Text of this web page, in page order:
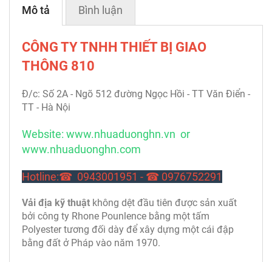
Mô tả Bình luận
CÔNG TY TNHH THIẾT BỊ GIAO
THÔNG 810
Đ/c: Số 2A - Ngõ 512 đường Ngọc Hồi - TT Văn Điển -
TT - Hà Nội
Website: www.nhuaduonghn.vn or
www.nhuaduonghn.com
Hotline:☎ 0943001951 - ☎ 0976752291
Vải địa kỹ thuật không dệt đầu tiên được sản xuất
bởi công ty Rhone Pounlence bằng một tấm
Polyester tương đối dày để xây dựng một cái đập
bằng đất ở Pháp vào năm 1970.